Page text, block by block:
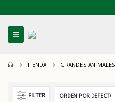
TIENDA GRANDES ANIMALES
FILTER